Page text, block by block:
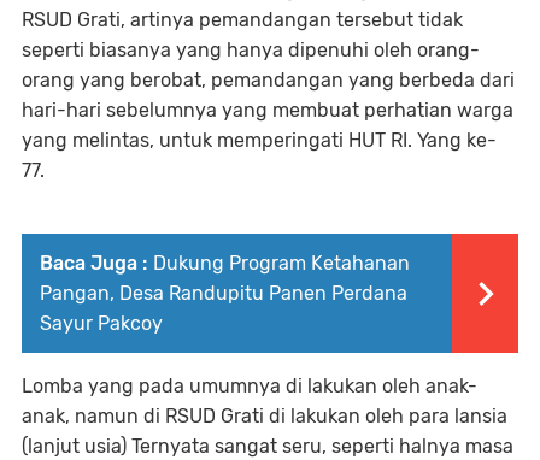
RSUD Grati, artinya pemandangan tersebut tidak
seperti biasanya yang hanya dipenuhi oleh orang-
orang yang berobat, pemandangan yang berbeda dari
hari-hari sebelumnya yang membuat perhatian warga
yang melintas, untuk memperingati HUT RI. Yang ke-
77.
Baca Juga : Dukung Program Ketahanan
Pangan, Desa Randupitu Panen Perdana
Sayur Pakcoy
Lomba yang pada umumnya di lakukan oleh anak-
anak, namun di RSUD Grati di lakukan oleh para lansia
(lanjut usia) Ternyata sangat seru, seperti halnya masa